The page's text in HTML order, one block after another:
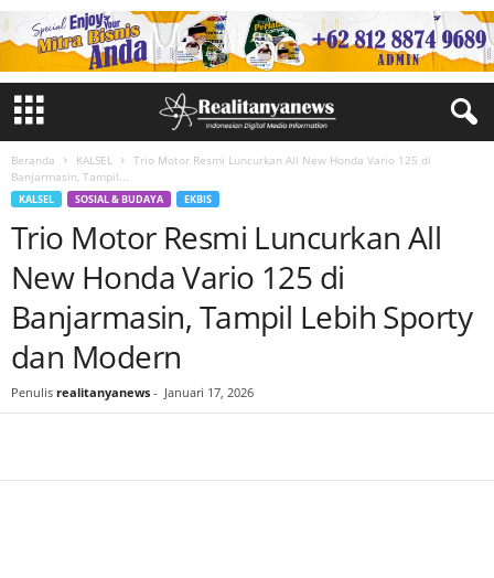
Beranda KALSEL
Trio Motor Resmi Luncurkan All New Honda Vario 125 di
Banjarmasin, Tampil...
KALSEL SOSIAL & BUDAYA EKBIS
Trio Motor Resmi Luncurkan All
New Honda Vario 125 di
Banjarmasin, Tampil Lebih Sporty
dan Modern
Penulis realitanyanews - Januari 17, 2026